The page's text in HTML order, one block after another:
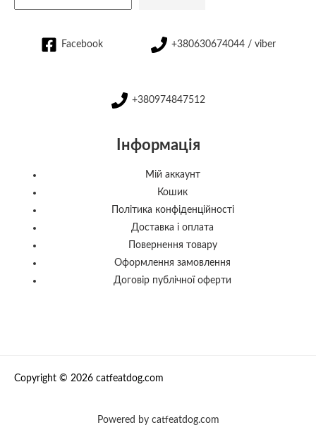
Facebook +380630674044 / viber
+380974847512
Інформація
Мій аккаунт
Кошик
Політика конфіденційності
Доставка і оплата
Повернення товару
Оформлення замовлення
Договір публічної оферти
Copyright © 2026 catfeatdog.com
Powered by catfeatdog.com